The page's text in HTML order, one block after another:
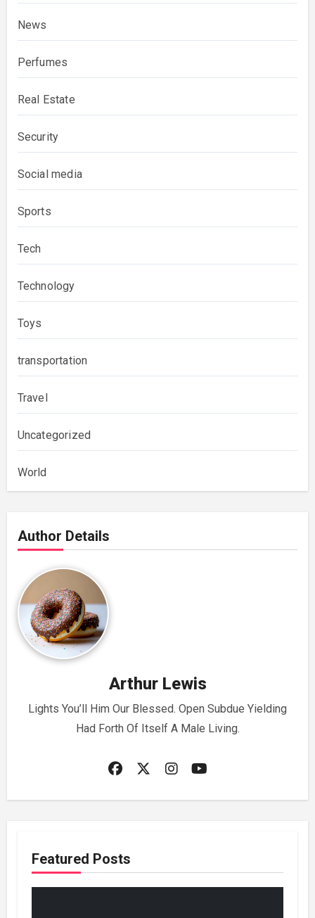
News
Perfumes
Real Estate
Security
Social media
Sports
Tech
Technology
Toys
transportation
Travel
Uncategorized
World
Author Details
Arthur Lewis
Lights You’ll Him Our Blessed. Open Subdue Yielding
Had Forth Of Itself A Male Living.
Featured Posts